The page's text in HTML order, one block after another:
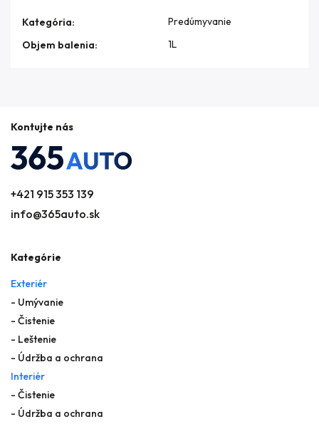
Kategória:
Predúmyvanie
Objem balenia: 1L
Kontujte nás
+421 915 353 139
info@365auto.sk
Kategórie
Exteriér
- Umývanie
- Čistenie
- Leštenie
- Údržba a ochrana
Interiér
- Čistenie
- Údržba a ochrana